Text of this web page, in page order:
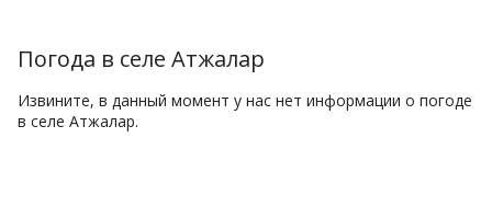
Погода в селе Атжалар
Извините, в данный момент у нас нет информации о погоде
в селе Атжалар.